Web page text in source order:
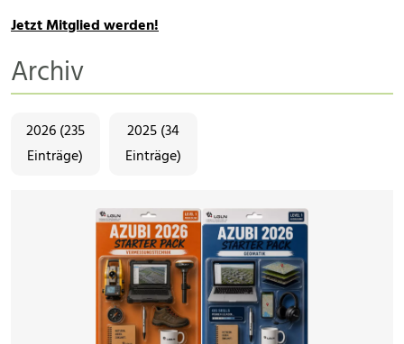
Jetzt Mitglied werden!
Archiv
2026 (235
Einträge)
2025 (34
Einträge)